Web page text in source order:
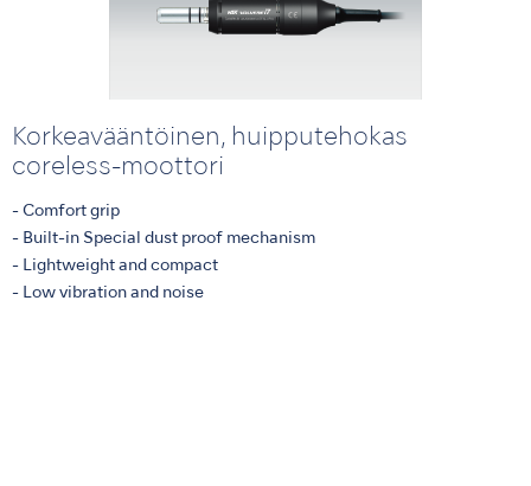
Korkeavääntöinen, huipputehokas
coreless-moottori
- Comfort grip
- Built-in Special dust proof mechanism
- Lightweight and compact
- Low vibration and noise